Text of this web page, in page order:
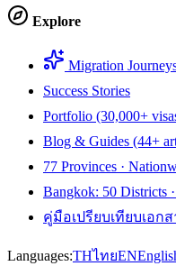
Explore
Migration
Success Stories
Portfolio (30,000+
Blog & Guides (44+
77 Provinces ·
Bangkok: 50 Districts
คู่มือเปรียบเทียบเอก
Languages:THไทยEN